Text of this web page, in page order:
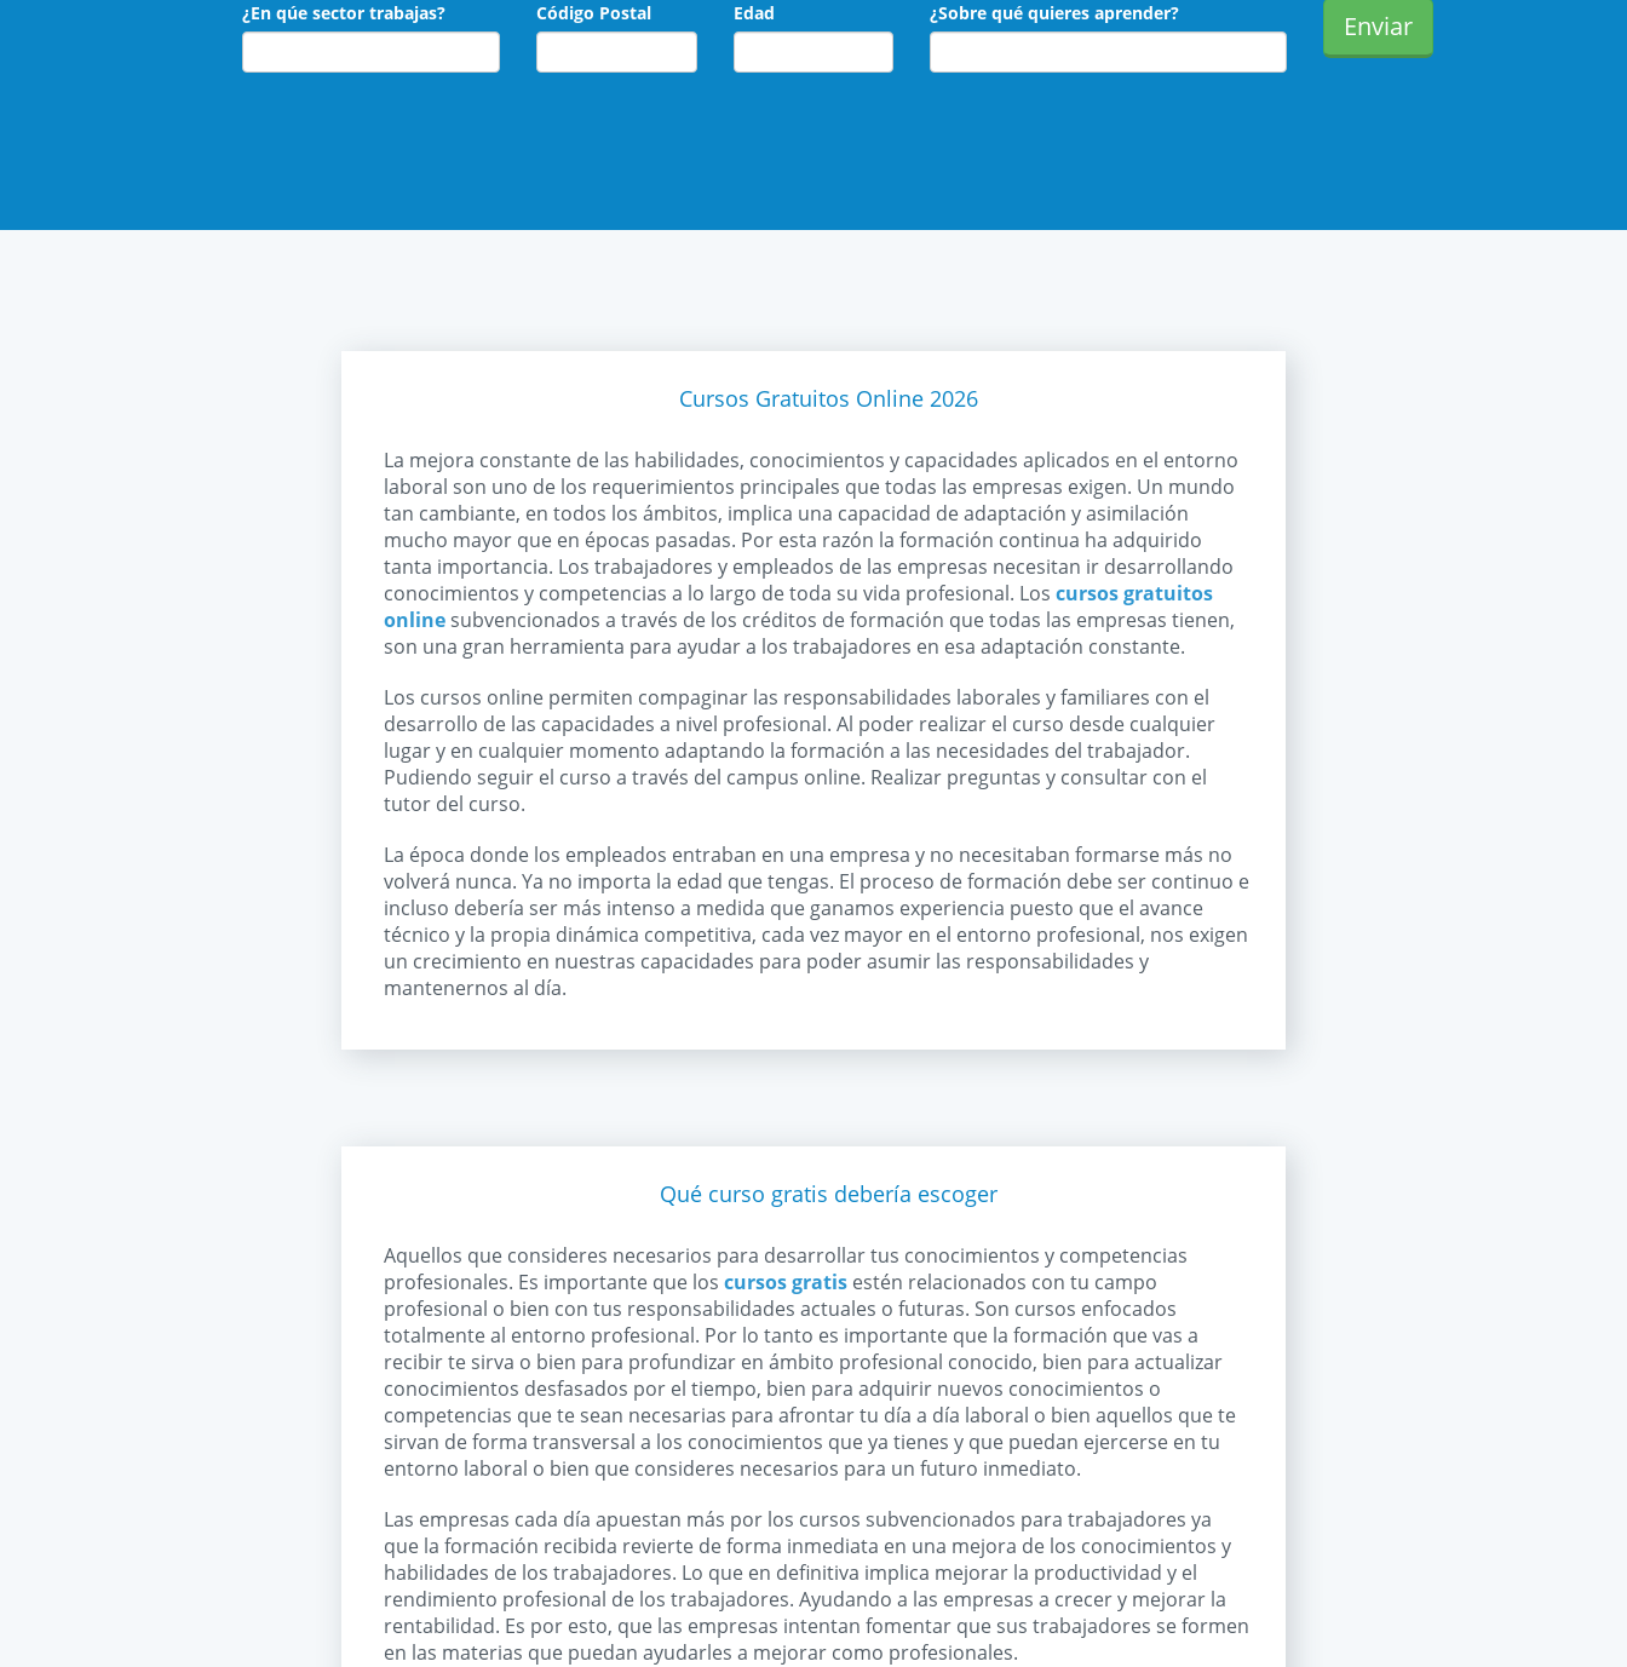
¿En qúe sector trabajas? Código Postal Edad ¿Sobre qué quieres aprender?
Cursos Gratuitos Online 2026
La mejora constante de las habilidades, conocimientos y capacidades aplicados en el entorno
laboral son uno de los requerimientos principales que todas las empresas exigen. Un mundo
tan cambiante, en todos los ámbitos, implica una capacidad de adaptación y asimilación
mucho mayor que en épocas pasadas. Por esta razón la formación continua ha adquirido
tanta importancia. Los trabajadores y empleados de las empresas necesitan ir desarrollando
conocimientos y competencias a lo largo de toda su vida profesional. Los cursos gratuitos
online subvencionados a través de los créditos de formación que todas las empresas tienen,
son una gran herramienta para ayudar a los trabajadores en esa adaptación constante.
Los cursos online permiten compaginar las responsabilidades laborales y familiares con el
desarrollo de las capacidades a nivel profesional. Al poder realizar el curso desde cualquier
lugar y en cualquier momento adaptando la formación a las necesidades del trabajador.
Pudiendo seguir el curso a través del campus online. Realizar preguntas y consultar con el
tutor del curso.
La época donde los empleados entraban en una empresa y no necesitaban formarse más no
volverá nunca. Ya no importa la edad que tengas. El proceso de formación debe ser continuo e
incluso debería ser más intenso a medida que ganamos experiencia puesto que el avance
técnico y la propia dinámica competitiva, cada vez mayor en el entorno profesional, nos exigen
un crecimiento en nuestras capacidades para poder asumir las responsabilidades y
mantenernos al día.
Qué curso gratis debería escoger
Aquellos que consideres necesarios para desarrollar tus conocimientos y competencias
profesionales. Es importante que los cursos gratis estén relacionados con tu campo
profesional o bien con tus responsabilidades actuales o futuras. Son cursos enfocados
totalmente al entorno profesional. Por lo tanto es importante que la formación que vas a
recibir te sirva o bien para profundizar en ámbito profesional conocido, bien para actualizar
conocimientos desfasados por el tiempo, bien para adquirir nuevos conocimientos o
competencias que te sean necesarias para afrontar tu día a día laboral o bien aquellos que te
sirvan de forma transversal a los conocimientos que ya tienes y que puedan ejercerse en tu
entorno laboral o bien que consideres necesarios para un futuro inmediato.
Las empresas cada día apuestan más por los cursos subvencionados para trabajadores ya
que la formación recibida revierte de forma inmediata en una mejora de los conocimientos y
habilidades de los trabajadores. Lo que en definitiva implica mejorar la productividad y el
rendimiento profesional de los trabajadores. Ayudando a las empresas a crecer y mejorar la
rentabilidad. Es por esto, que las empresas intentan fomentar que sus trabajadores se formen
en las materias que puedan ayudarles a mejorar como profesionales.